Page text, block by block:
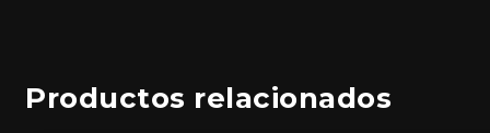
Productos relacionados